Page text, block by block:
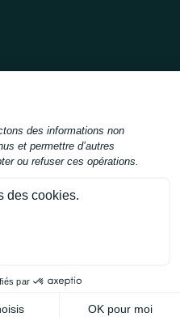
confidentialité Presse